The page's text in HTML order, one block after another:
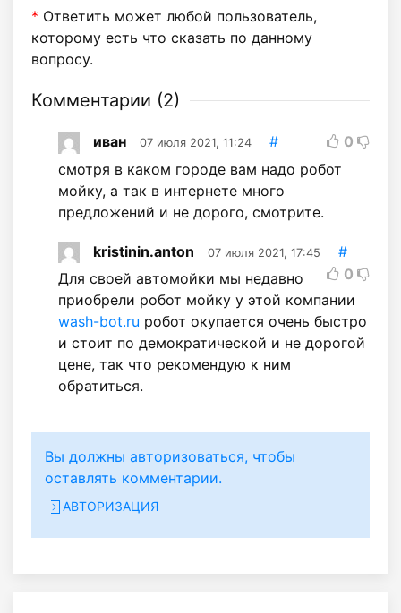
* Ответить может любой пользователь,
которому есть что сказать по данному
вопросу.
Комментарии (2)
иван 07 июля 2021, 11:24 #
0
смотря в каком городе вам надо робот
мойку, а так в интернете много
предложений и не дорого, смотрите.
kristinin.anton 07 июля 2021, 17:45
#
0
Для своей автомойки мы недавно
приобрели робот мойку у этой компании
wash-bot.ru робот окупается очень быстро
и стоит по демократической и не дорогой
цене, так что рекомендую к ним
обратиться.
Вы должны авторизоваться, чтобы
оставлять комментарии.
АВТОРИЗАЦИЯ